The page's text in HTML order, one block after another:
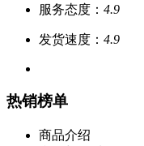
服务态度： 4.9
发货速度： 4.9
热销榜单
商品介绍